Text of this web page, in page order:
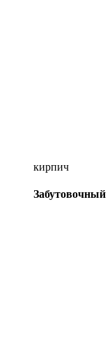
кирпич
Забутовочный